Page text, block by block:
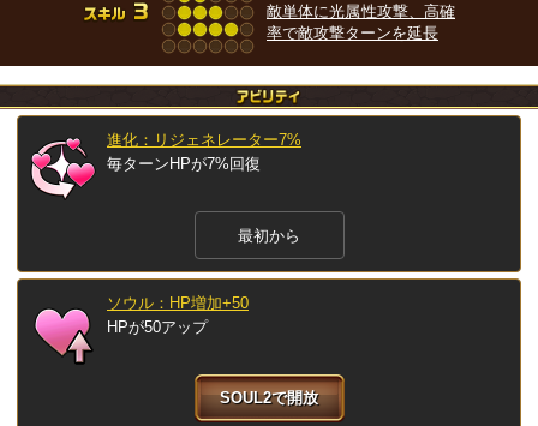
敵単体に光属性攻撃、高確
率で敵攻撃ターンを延長
進化：リジェネレーター7%
毎ターンHPが7%回復
最初から
ソウル：HP増加+50
HPが50アップ
SOUL2で開放